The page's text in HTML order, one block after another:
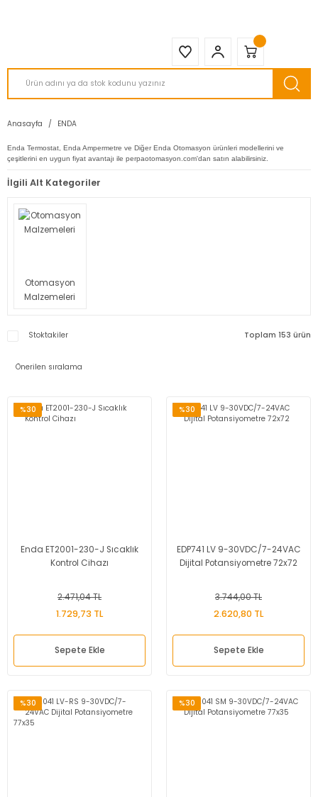
Anasayfa ENDA
Enda Termostat, Enda Ampermetre ve Diğer Enda Otomasyon ürünleri modellerini ve
çeşitlerini en uygun fiyat avantajı ile perpaotomasyon.com'dan satın alabilirsiniz.
İlgili Alt Kategoriler
Otomasyon
Malzemeleri
Stoktakiler Toplam 153 ürün
%30
Enda ET2001-230-J Sıcaklık
Kontrol Cihazı
2.471,04 TL
1.729,73 TL
Sepete Ekle
%30
EDP741 LV 9-30VDC/7-24VAC
Dijital Potansiyometre 72x72
3.744,00 TL
2.620,80 TL
Sepete Ekle
%30 %30